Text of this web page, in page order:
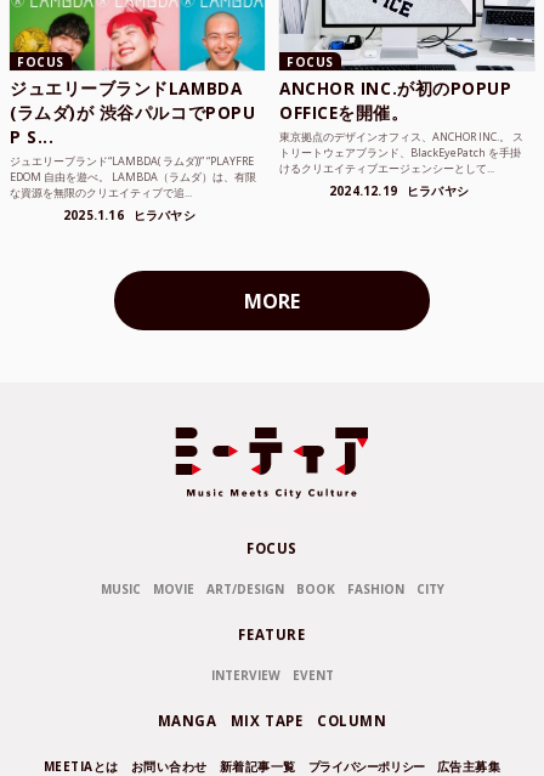
FOCUS
ジュエリーブランドLAMBDA
(ラムダ)が 渋谷パルコでPOPU
P S...
ジュエリーブランド“LAMBDA( ラムダ))” “PLAYFRE
EDOM 自由を遊べ。 LAMBDA（ラムダ）は、有限
な資源を無限のクリエイティブで追...
2025.1.16 ヒラバヤシ
FOCUS
ANCHOR INC.が初のPOPUP
OFFICEを開催。
東京拠点のデザインオフィス、ANCHOR INC.。 ス
トリートウェアブランド、BlackEyePatch を手掛
けるクリエイティブエージェンシーとして...
2024.12.19 ヒラバヤシ
MORE
FOCUS
MUSIC MOVIE ART/DESIGN BOOK FASHION CITY
FEATURE
INTERVIEW EVENT
MANGA MIX TAPE COLUMN
MEETIAとは お問い合わせ 新着記事一覧 プライバシーポリシー 広告主募集